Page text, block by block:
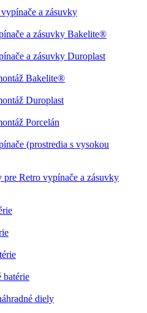
a zásuvky
a zásuvky Bakelite®
a zásuvky Duroplast
Bakelite®
Duroplast
Porcelán
(prostredia s vysokou
pre Retro vypínače a zásuvky
batérie
diely